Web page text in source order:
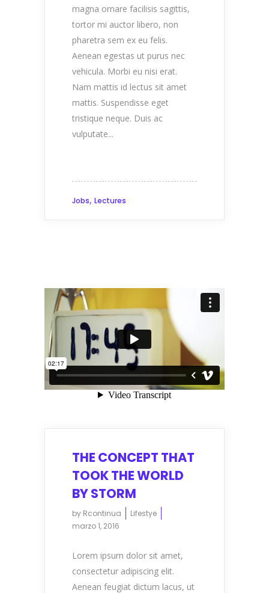
magna ornare facilisis sagittis,
tortor mi auctor libero, non
pharetra sem ex eu felis.
Aenean egestas ut purus nec
vehicula. Morbi eu nisi erat.
Nam mattis id lectus sit amet
mattis. Suspendisse eget
tristique neque. Duis ac
vulputate...
Jobs, Lectures
THE CONCEPT THAT
TOOK THE WORLD
BY STORM
by Rcontinua
Lifestye
marzo 1, 2016
Lorem ipsum dolor sit amet,
consectetur adipiscing elit.
Aenean feugiat dictum lacus, ut